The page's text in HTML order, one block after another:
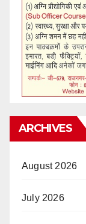
ARCHIVES
August 2026
July 2026